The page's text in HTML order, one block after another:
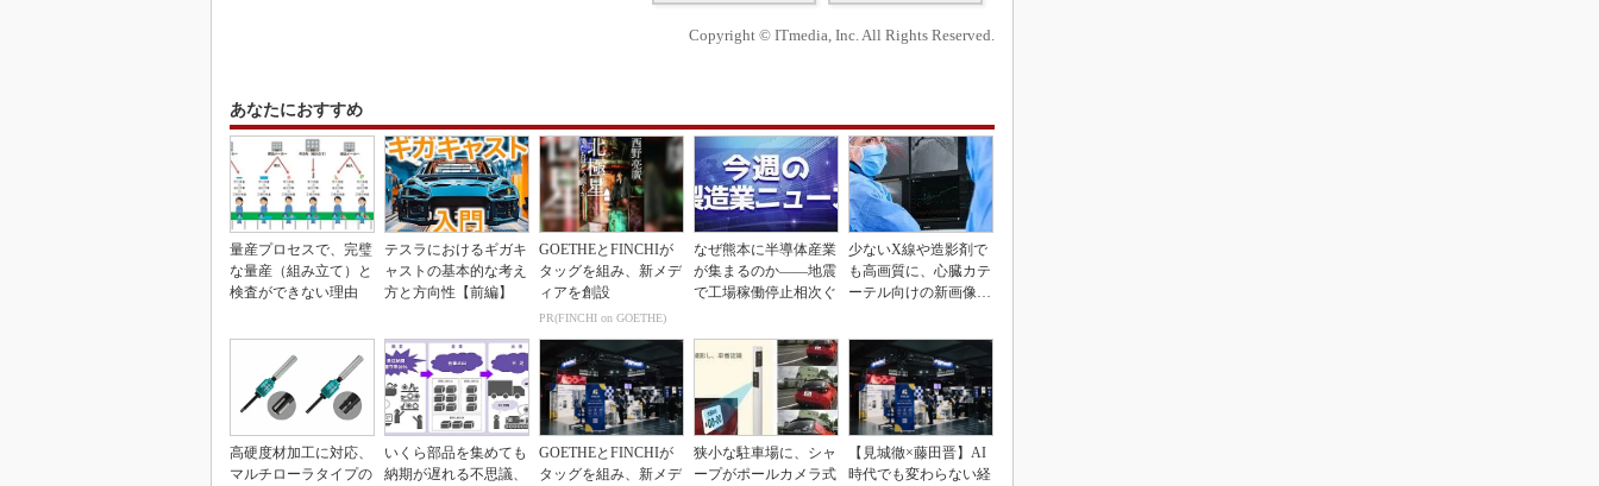
Copyright © ITmedia, Inc. All Rights Reserved.
あなたにおすすめ
量産プロセスで、完璧
な量産（組み立て）と
検査ができない理由
テスラにおけるギガキ
ャストの基本的な考え
方と方向性【前編】
GOETHEとFINCHIが
タッグを組み、新メデ
ィアを創設
PR(FINCHI on GOETHE)
なぜ熊本に半導体産業
が集まるのか――地震
で工場稼働停止相次ぐ
少ないX線や造影剤で
も高画質に、心臓カテ
ーテル向けの新画像技
高硬度材加工に対応、
マルチローラタイプの
いくら部品を集めても
納期が遅れる不思議、
GOETHEとFINCHIが
タッグを組み、新メデ
狭小な駐車場に、シャ
ープがポールカメラ式
【見城徹×藤田晋】AI
時代でも変わらない経